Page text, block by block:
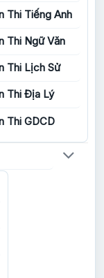
Thi Tiếng Anh
Thi Ngữ Văn
Thi Lịch Sử
Thi Địa Lý
Thi GDCD